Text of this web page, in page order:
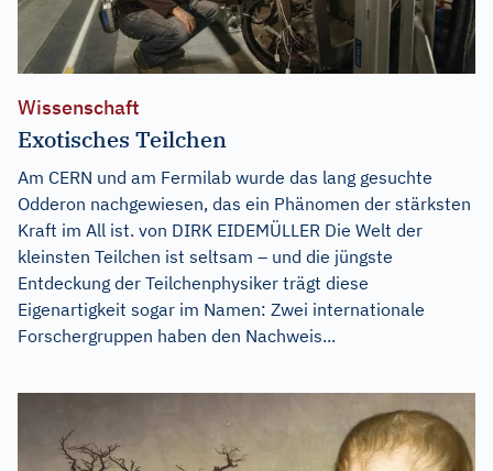
Wissenschaft
Exotisches Teilchen
Am CERN und am Fermilab wurde das lang gesuchte
Odderon nachgewiesen, das ein Phänomen der stärksten
Kraft im All ist. von DIRK EIDEMÜLLER Die Welt der
kleinsten Teilchen ist seltsam – und die jüngste
Entdeckung der Teilchenphysiker trägt diese
Eigenartigkeit sogar im Namen: Zwei internationale
Forschergruppen haben den Nachweis...